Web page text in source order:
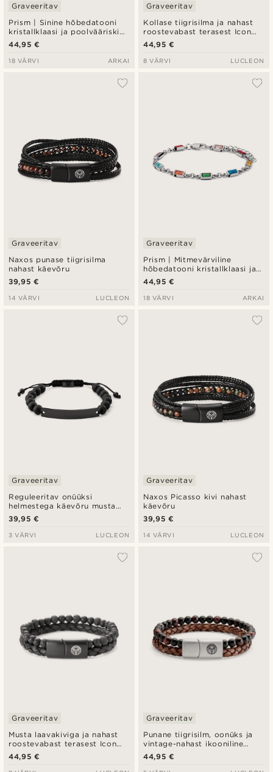
Prism | Sinine hõbedatooni
kristallklaasi ja poolvääriskivi
käevõru
Graveeritav
44,95 €
18 VÄRVI ARKAI
Kollase tiigrisilma ja nahast
roostevabast terasest Icon
käevõru
Graveeritav
44,95 €
8 VÄRVI LUCLEON
Naxos punase tiigrisilma
nahast käevõru
Graveeritav
39,95 €
14 VÄRVI LUCLEON
Prism | Mitmevärviline
hõbedatooni kristallklaasi ja
poolvääriskivi käevõru
Graveeritav
44,95 €
18 VÄRVI ARKAI
Reguleeritav onüüksi
helmestega käevõru musta
roostevabast terasest
plaadiga
Graveeritav
39,95 €
3 VÄRVI LUCLEON
Naxos Picasso kivi nahast
käevõru
Graveeritav
39,95 €
14 VÄRVI LUCLEON
Musta laavakiviga ja nahast
roostevabast terasest Icon
käevõru
Graveeritav
44,95 €
Punane tiigrisilm, oonüks ja
vintage-nahast ikooniline
käevõru
Graveeritav
44,95 €